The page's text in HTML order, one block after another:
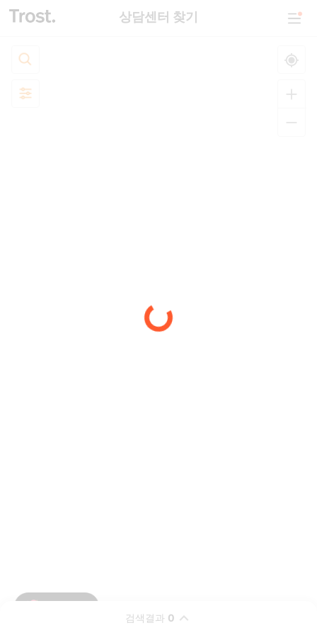
상담센터 찾기
검색결과 0